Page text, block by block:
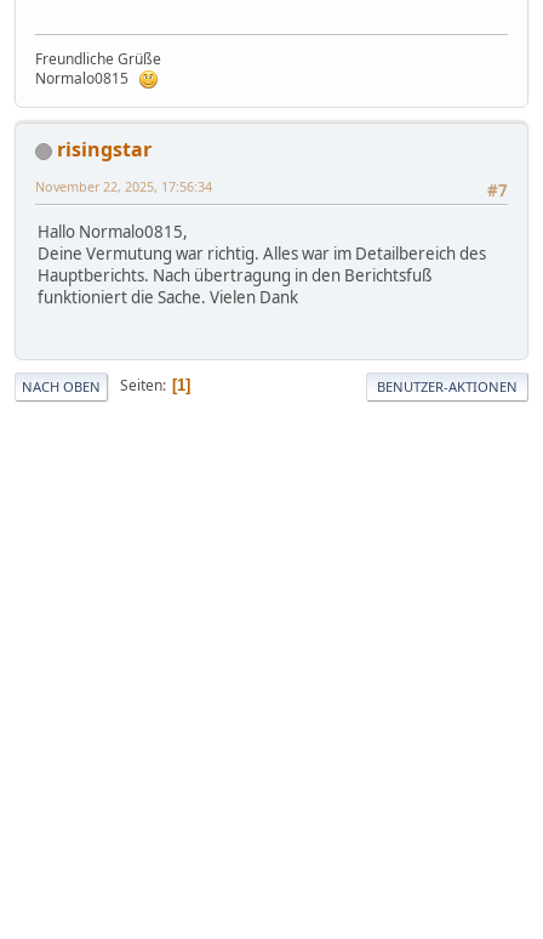
Freundliche Grüße
Normalo0815
risingstar
#7
November 22, 2025, 17:56:34
Hallo Normalo0815,
Deine Vermutung war richtig. Alles war im Detailbereich des
Hauptberichts. Nach übertragung in den Berichtsfuß
funktioniert die Sache. Vielen Dank
NACH OBEN Seiten 1 BENUTZER-AKTIONEN